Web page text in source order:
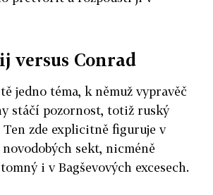
versus Conrad
jedno téma, k němuž vypravěč
stáčí pozornost, totiž ruský
zde explicitně figuruje v
sekt, nicméně
i v Bagševových excesech.